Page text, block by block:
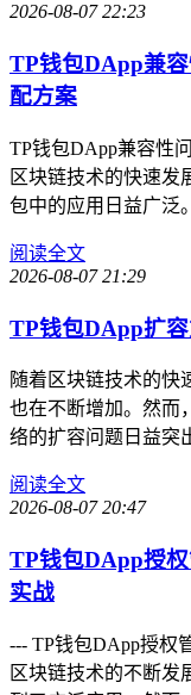
2026-08-07 22:23
TP钱包DApp兼
配方案
TP钱包DApp兼容性
区块链技术的快速发
包中的应用日益广泛
阅读全文
2026-08-07 21:29
TP钱包DApp扩
随着区块链技术的快
也在不断增加。然而
络的扩容问题日益突
阅读全文
2026-08-07 20:47
TP钱包DApp授
实战
--- TP钱包DApp授权
区块链技术的不断发